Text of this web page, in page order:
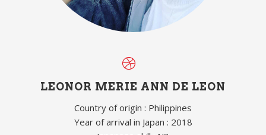
LEONOR MERIE ANN DE LEON
Country of origin : Philippines
Year of arrival in Japan : 2018